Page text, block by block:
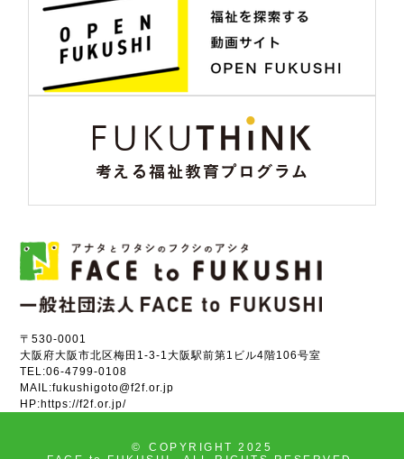
〒530-0001
大阪府大阪市北区梅田1-3-1大阪駅前第1ビル4階106号室
TEL:06-4799-0108
MAIL:fukushigoto@f2f.or.jp
HP:https://f2f.or.jp/
©
COPYRIGHT 2025